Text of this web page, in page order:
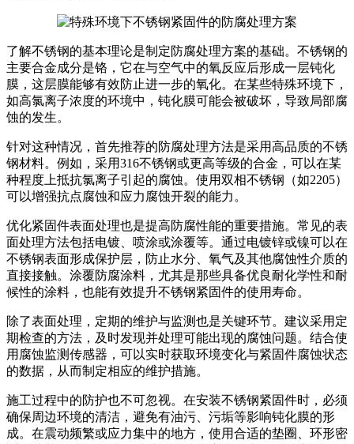
了解不锈钢的基本理论是制定防腐处理方案的基础。不锈钢的
主要合金成分是铬，它在与空气中的氧反应后形成一层钝化
膜，这层膜能够有效防止进一步的氧化。在某些特殊环境下，
如高氯离子浓度的环境中，钝化膜可能会被破坏，导致局部腐
蚀的发生。
针对这种情况，首先推荐的防腐处理方法是采用高品质的不锈
钢材料。例如，采用316不锈钢或更高等级的合金，可以在某
种程度上抵抗氯离子引起的腐蚀。使用双相不锈钢（如2205）
可以增强抗点腐蚀和应力腐蚀开裂的能力。
优化紧固件表面处理也是提高防腐性能的重要措施。常见的表
面处理方法包括电镀、喷涂或涂覆等。通过电镀锌或镍可以在
不锈钢表面形成保护层，防止水分、氧气及其他腐蚀性介质的
直接接触。涂覆防腐涂料，尤其是那些具备优良耐化学性和耐
候性的涂料，也能有效提升不锈钢紧固件的使用寿命。
除了表面处理，定期的维护与监测也是关键环节。建议采用定
期检查的方法，及时发现并处理可能出现的腐蚀问题。结合使
用腐蚀监测传感器，可以实时获取环境变化与紧固件腐蚀状态
的数据，从而制定相应的维护措施。
施工过程中的防护也不可忽视。在安装不锈钢紧固件时，必须
确保周边环境的清洁，避免有油污、污垢等影响钝化膜的形
成。在震动频繁或应力集中的地方，使用合适的垫圈、环形密